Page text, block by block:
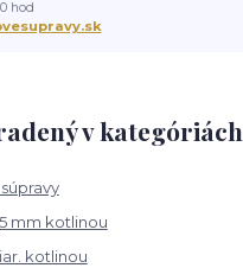
v kategóriách
mm kotlinou
kotlinou
hod